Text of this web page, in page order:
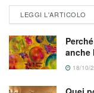
LEGGI L'ARTICOLO
anche
18/10/